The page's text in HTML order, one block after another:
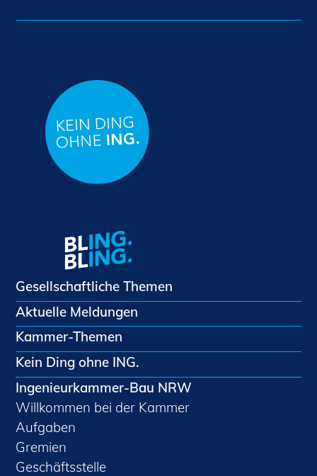
Gesellschaftliche Themen
Aktuelle Meldungen
Kammer-Themen
Kein Ding ohne ING.
Ingenieurkammer-Bau NRW
Willkommen bei der Kammer
Aufgaben
Gremien
Geschäftsstelle